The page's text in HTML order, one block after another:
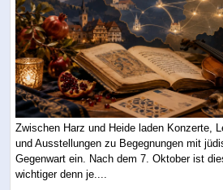
Zwischen Harz und Heide laden Konzerte,
und Ausstellungen zu Begegnungen mit
Gegenwart ein. Nach dem 7. Oktober ist
wichtiger denn je....